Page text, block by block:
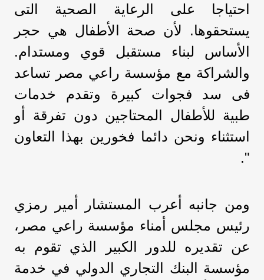
احتياجا على الرعاية الصحية التى
يستحقوها. لأن صحة الأطفال هي حجر
الأساس لبناء مستقبل قوي ومستدام.
والشراكة مع مؤسسة راعي مصر تساعد
فى سد فجوات كبيرة وتقدم خدمات
طبية للأطفال المحتاجين دون تفرقة أو
استثناء ونحن دائما فخورين بهذا التعاون
".
ومن جانبه أعرب المستشار أمير رمزي
رئيس مجلس أمناء مؤسسة راعي مصر،
عن تقديره للدور الكبير الذي تقوم به
مؤسسة البنك التجاري الدولي في خدمة